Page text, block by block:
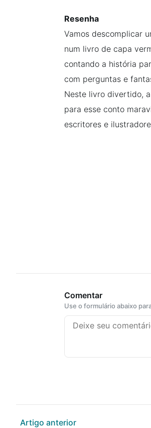
Resenha
Vamos descomplicar
num livro de capa
contando a história
com perguntas e
Neste livro divertido,
para esse conto
escritores e
Comentar
Use o formulário abaixo
Artigo anterior